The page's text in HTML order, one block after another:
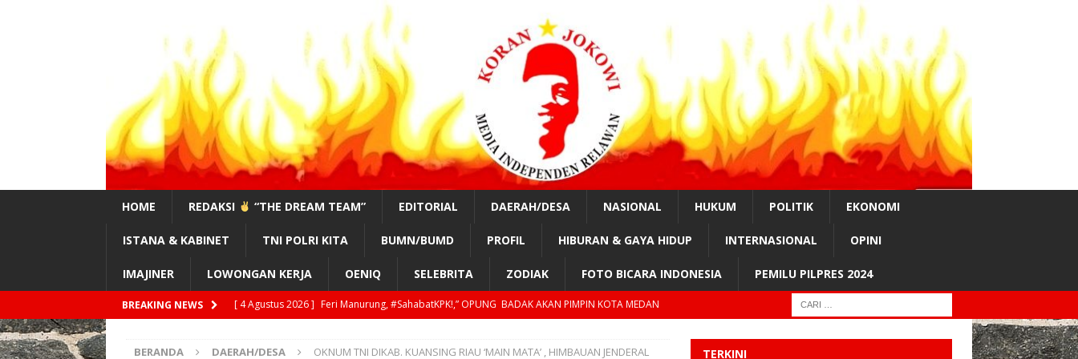
HOME REDAKSI “THE DREAM TEAM” EDITORIAL DAERAH/DESA NASIONAL HUKUM POLITIK EKONOMI
ISTANA & KABINET TNI POLRI KITA BUMN/BUMD PROFIL HIBURAN & GAYA HIDUP INTERNASIONAL OPINI
IMAJINER LOWONGAN KERJA OENIQ SELEBRITA ZODIAK FOTO BICARA INDONESIA PEMILU PILPRES 2024
BREAKING NEWS [ 3 Agustus 2026 ] #SahabatKPK!, “TAHUN 2029, GILIRAN PRESIDEN SIPIL LAGI?”
EDUKASI
BERANDA DAERAH/DESA
OKNUM TNI DIKAB. KUANSING RIAU ‘MAIN MATA’ , HIMBAUAN JENDERAL
TERKINI